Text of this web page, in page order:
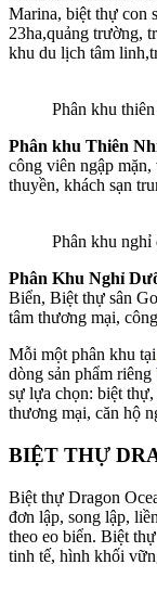
Marina, biệt thự con
23ha,quảng trường,
khu du lịch tâm
Phân khu
Phân khu Thiên
công viên ngập
thuyền, khách sạn
Phân khu
Phân Khu Nghỉ
Biển, Biệt thự sân
tâm thương mại,
Mỗi một phân khu tại
dòng sản phẩm
sự lựa chọn: biệt
thương mại, căn hộ
BIỆT THỰ
Biệt thự Dragon
đơn lập, song lập,
theo eo biển. Biệt
tinh tế, hình khối